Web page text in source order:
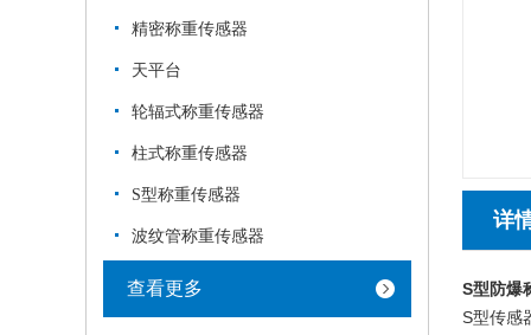
精密称重传感器
天平台
轮辐式称重传感器
柱式称重传感器
S型称重传感器
波纹管称重传感器
查看更多
详
S型防爆
S型传感